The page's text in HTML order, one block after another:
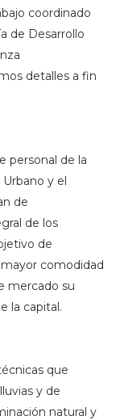
coordinado
de Desarrollo
detalles a fin
personal de la
y el
de
de los
de
comodidad
mercado su
la capital.
que
y de
natural y